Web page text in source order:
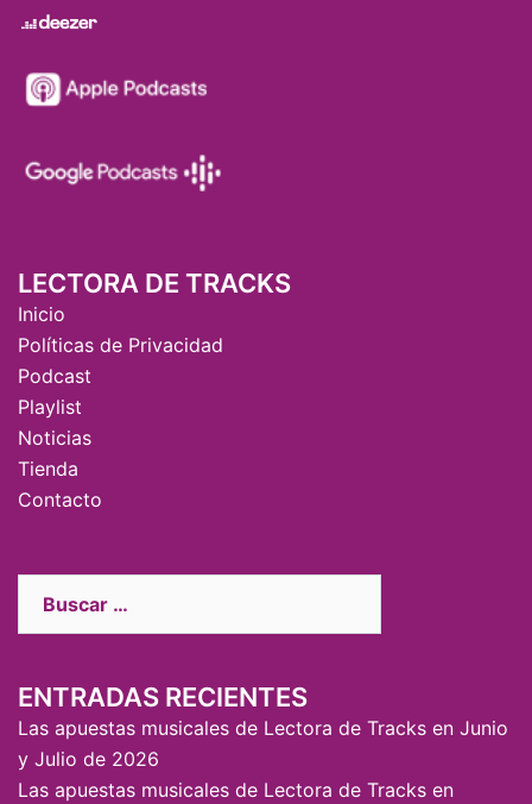
LECTORA DE TRACKS
Inicio
Políticas de Privacidad
Podcast
Playlist
Noticias
Tienda
Contacto
ENTRADAS RECIENTES
Las apuestas musicales de Lectora de Tracks en Junio
y Julio de 2026
Las apuestas musicales de Lectora de Tracks en